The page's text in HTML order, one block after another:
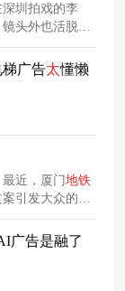
圳拍戏的李
头外也活脱脱
论也居高不
广告太懂懒
近，厦门地铁
引发大众的关
广告是融了